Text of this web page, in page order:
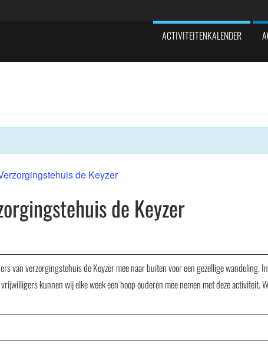
ACTIVITEITENKALENDER
de Keyzer
de Keyzer
van verzorgingstehuis de Keyzer mee naar buiten voor een gezellige wandeling.
kunnen wij elke week een hoop ouderen mee nemen met deze activiteit.